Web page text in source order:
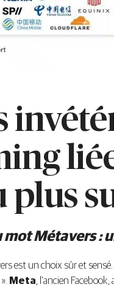
plus
Métavers :
est un choix sûr et
Meta, l’ancien